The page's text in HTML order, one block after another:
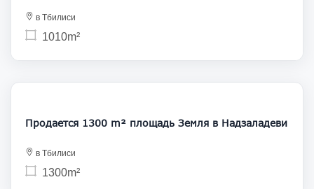
в Тбилиси
1010m²
170 000
Продается 1300 m² площадь Земля в Надзаладеви
в Тбилиси
1300m²